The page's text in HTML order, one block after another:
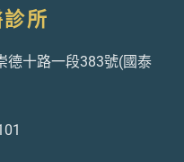
所
德十路一段383號(國泰